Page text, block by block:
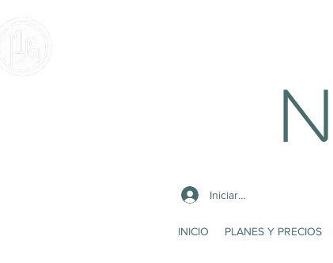
Iniciar sesión
INICIO PLANES Y PRECIOS